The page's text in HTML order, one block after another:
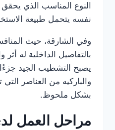
النوع المناسب الذي
نفسه يتحمل طبيعة
وفي الشارقة، حيث
بالتفاصيل الداخلية له
يصبح التشطيب الجيد
والباركيه من العناصر
بشكل ملحوظ.
مراحل العمل